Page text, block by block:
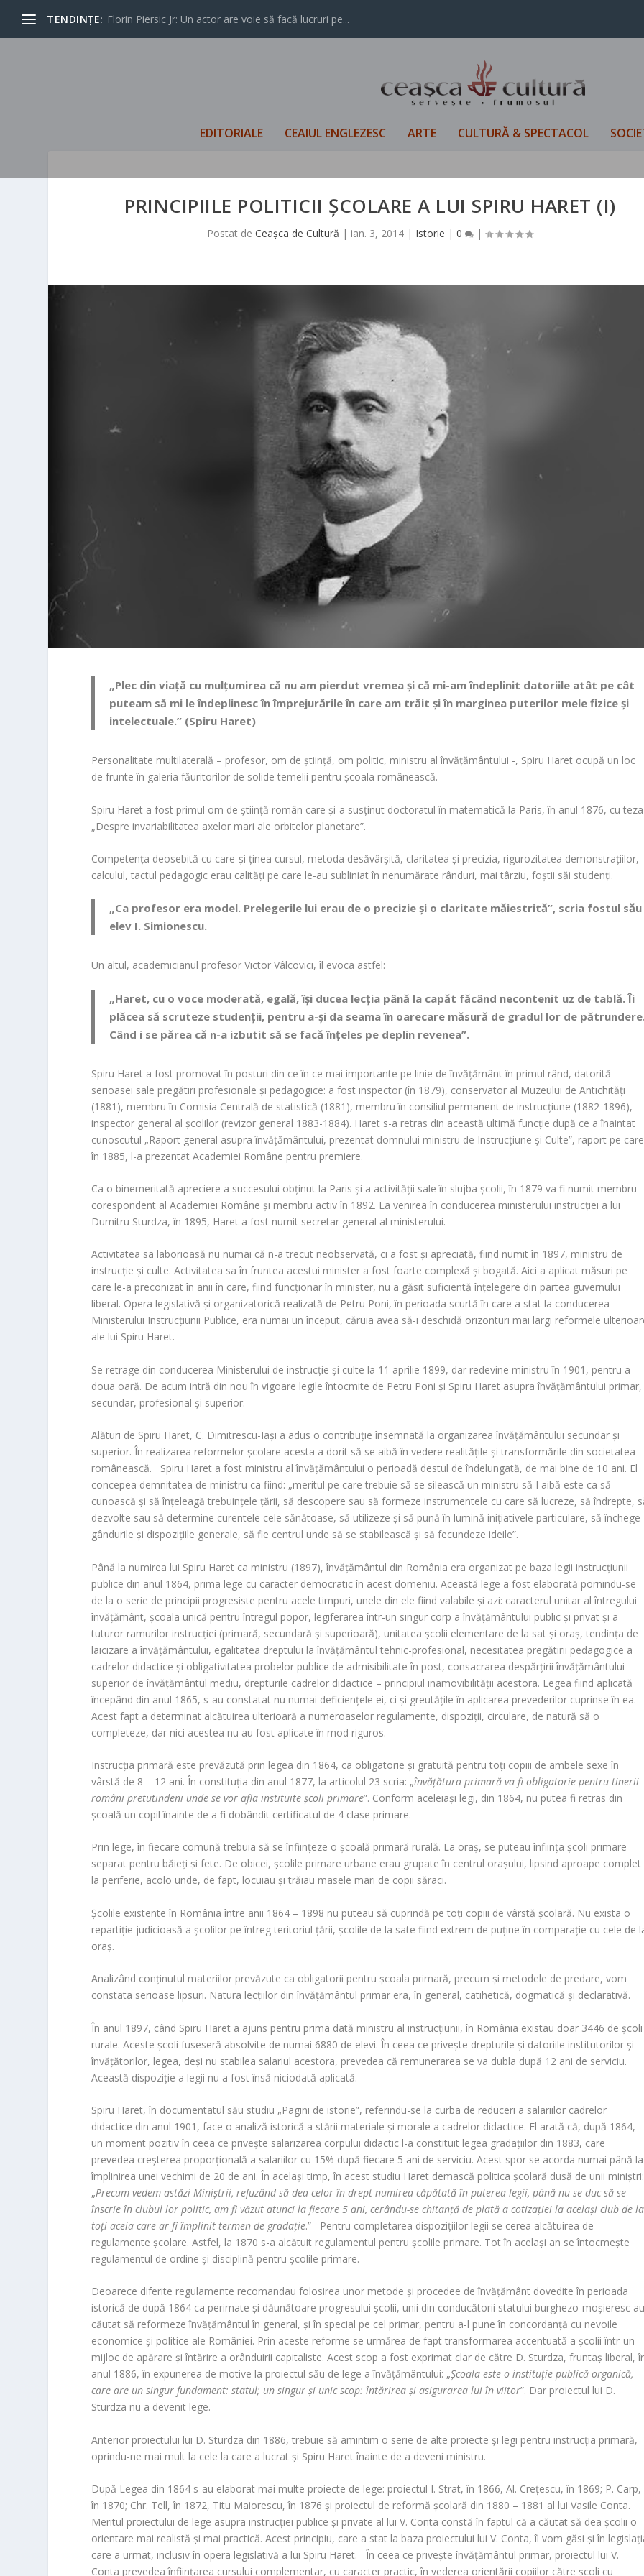
TENDINȚE: Florin Piersic Jr: Un actor are voie să facă lucruri pe...
EDITORIALE CEAIUL ENGLEZESC ARTE CULTURĂ & SPECTACOL
PRINCIPIILE POLITICII ȘCOLARE A LUI SPIRU HARET (I)
Postat deCeașca de Cultură | ian. 3, 2014 | Istorie |0 |
„Plec din viață cu mulțumirea că nu am pierdut vremea și că mi-am îndeplinit datoriile atât pe cât
puteam să mi le îndeplinesc în împrejurările în care am trăit și în marginea puterilor mele fizice și
intelectuale.” (Spiru Haret)
Personalitate multilaterală – profesor, om de știință, om politic, ministru al învățământului -, Spiru Haret ocupă un loc
de frunte în galeria făuritorilor de solide temelii pentru școala românească.
Spiru Haret a fost primul om de știință român care și-a susținut doctoratul în matematică la Paris, în anul 1876, cu teza
„Despre invariabilitatea axelor mari ale orbitelor planetare”.
Competența deosebită cu care-și ținea cursul, metoda desăvârșită, claritatea și precizia, rigurozitatea demonstrațiilor,
calculul, tactul pedagogic erau calități pe care le-au subliniat în nenumărate rânduri, mai târziu, foștii săi studenți.
„Ca profesor era model. Prelegerile lui erau de o precizie și o claritate măiestrită”, scria fostul său
elev I. Simionescu.
Un altul, academicianul profesor Victor Vâlcovici, îl evoca astfel:
„Haret, cu o voce moderată, egală, își ducea lecția până la capăt făcând necontenit uz de tablă. Îi
plăcea să scruteze studenții, pentru a-și da seama în oarecare măsură de gradul lor de
Când i se părea că n-a izbutit să se facă înțeles pe deplin revenea”.
Spiru Haret a fost promovat în posturi din ce în ce mai importante pe linie de învățământ în primul rând, datorită
serioasei sale pregătiri profesionale și pedagogice: a fost inspector (în 1879), conservator al Muzeului de Antichități
(1881), membru în Comisia Centrală de statistică (1881), membru în consiliul permanent de instrucțiune (1882-1896),
inspector general al școlilor (revizor general 1883-1884). Haret s-a retras din această ultimă funcție după ce a înaintat
cunoscutul „Raport general asupra învățământului, prezentat domnului ministru de Instrucțiune și Culte”, raport pe
în 1885, l-a prezentat Academiei Române pentru premiere.
Ca o binemeritată apreciere a succesului obținut la Paris și a activității sale în slujba școlii, în 1879 va fi numit membru
corespondent al Academiei Române și membru activ în 1892. La venirea în conducerea ministerului instrucției a lui
Dumitru Sturdza, în 1895, Haret a fost numit secretar general al ministerului.
Activitatea sa laborioasă nu numai că n-a trecut neobservată, ci a fost și apreciată, fiind numit în 1897, ministru de
instrucție și culte. Activitatea sa în fruntea acestui minister a fost foarte complexă și bogată. Aici a aplicat măsuri pe
care le-a preconizat în anii în care, fiind funcționar în minister, nu a găsit suficientă înțelegere din partea guvernului
liberal. Opera legislativă și organizatorică realizată de Petru Poni, în perioada scurtă în care a stat la conducerea
Ministerului Instrucțiunii Publice, era numai un început, căruia avea să-i deschidă orizonturi mai largi reformele
ale lui Spiru Haret.
Se retrage din conducerea Ministerului de instrucție și culte la 11 aprilie 1899, dar redevine ministru în 1901, pentru a
doua oară. De acum intră din nou în vigoare legile întocmite de Petru Poni și Spiru Haret asupra învățământului primar,
secundar, profesional și superior.
Alături de Spiru Haret, C. Dimitrescu-Iași a adus o contribuție însemnată la organizarea învățământului secundar și
superior. În realizarea reformelor școlare acesta a dorit să se aibă în vedere realitățile și transformările din societatea
românească. Spiru Haret a fost ministru al învățământului o perioadă destul de îndelungată, de mai bine de 10 ani. El
concepea demnitatea de ministru ca fiind: „meritul pe care trebuie să se silească un ministru să-l aibă este ca să
cunoască și să înțeleagă trebuințele țării, să descopere sau să formeze instrumentele cu care să lucreze, să îndrepte,
dezvolte sau să determine curentele cele sănătoase, să utilizeze și să pună în lumină inițiativele particulare, să închege
gândurile și dispozițiile generale, să fie centrul unde să se stabilească și să fecundeze ideile”.
Până la numirea lui Spiru Haret ca ministru (1897), învățământul din România era organizat pe baza legii instrucțiunii
publice din anul 1864, prima lege cu caracter democratic în acest domeniu. Această lege a fost elaborată pornindu-se
de la o serie de principii progresiste pentru acele timpuri, unele din ele fiind valabile și azi: caracterul unitar al întregului
învățământ, școala unică pentru întregul popor, legiferarea într-un singur corp a învățământului public și privat și a
tuturor ramurilor instrucției (primară, secundară și superioară), unitatea școlii elementare de la sat și oraș, tendința de
laicizare a învățământului, egalitatea dreptului la învățământul tehnic-profesional, necesitatea pregătirii pedagogice a
cadrelor didactice și obligativitatea probelor publice de admisibilitate în post, consacrarea despărțirii învățământului
superior de învățământul mediu, drepturile cadrelor didactice – principiul inamovibilității acestora. Legea fiind aplicată
începând din anul 1865, s-au constatat nu numai deficiențele ei, ci și greutățile în aplicarea prevederilor cuprinse în ea.
Acest fapt a determinat alcătuirea ulterioară a numeroaselor regulamente, dispoziții, circulare, de natură să o
completeze, dar nici acestea nu au fost aplicate în mod riguros.
Instrucția primară este prevăzută prin legea din 1864, ca obligatorie și gratuită pentru toți copiii de ambele sexe în
vârstă de 8 – 12 ani. În constituția din anul 1877, la articolul 23 scria: „învățătura primară va fi obligatorie pentru tinerii
români pretutindeni unde se vor afla instituite școli primare”. Conform aceleiași legi, din 1864, nu putea fi retras din
școală un copil înainte de a fi dobândit certificatul de 4 clase primare.
Prin lege, în fiecare comună trebuia să se înființeze o școală primară rurală. La oraș, se puteau înființa școli primare
separat pentru băieți și fete. De obicei, școlile primare urbane erau grupate în centrul orașului, lipsind aproape complet
la periferie, acolo unde, de fapt, locuiau și trăiau masele mari de copii săraci.
Școlile existente în România între anii 1864 – 1898 nu puteau să cuprindă pe toți copiii de vârstă școlară. Nu exista o
repartiție judicioasă a școlilor pe întreg teritoriul țării, școlile de la sate fiind extrem de puține în comparație cu cele de
oraș.
Analizând conținutul materiilor prevăzute ca obligatorii pentru școala primară, precum și metodele de predare, vom
constata serioase lipsuri. Natura lecțiilor din învățământul primar era, în general, catihetică, dogmatică și declarativă.
În anul 1897, când Spiru Haret a ajuns pentru prima dată ministru al instrucțiunii, în România existau doar 3446 de școli
rurale. Aceste școli fuseseră absolvite de numai 6880 de elevi. În ceea ce privește drepturile și datoriile institutorilor și
învățătorilor, legea, deși nu stabilea salariul acestora, prevedea că remunerarea se va dubla după 12 ani de serviciu.
Această dispoziție a legii nu a fost însă niciodată aplicată.
Spiru Haret, în documentatul său studiu „Pagini de istorie”, referindu-se la curba de reduceri a salariilor cadrelor
didactice din anul 1901, face o analiză istorică a stării materiale și morale a cadrelor didactice. El arată că, după 1864,
un moment pozitiv în ceea ce privește salarizarea corpului didactic l-a constituit legea gradațiilor din 1883, care
prevedea creșterea proporțională a salariilor cu 15% după fiecare 5 ani de serviciu. Acest spor se acorda numai până la
împlinirea unei vechimi de 20 de ani. În același timp, în acest studiu Haret demască politica școlară dusă de unii miniștri:
„Precum vedem astăzi Miniștrii, refuzând să dea celor în drept numirea căpătată în puterea legii, până nu se duc să se
înscrie în clubul lor politic, am fi văzut atunci la fiecare 5 ani, cerându-se chitanță de plată a cotizației la același club de la
toți aceia care ar fi împlinit termen de gradație.” Pentru completarea dispozițiilor legii se cerea alcătuirea de
regulamente școlare. Astfel, la 1870 s-a alcătuit regulamentul pentru școlile primare. Tot în același an se întocmește
regulamentul de ordine și disciplină pentru școlile primare.
Deoarece diferite regulamente recomandau folosirea unor metode și procedee de învățământ dovedite în perioada
istorică de după 1864 ca perimate și dăunătoare progresului școlii, unii din conducătorii statului burghezo-moșieresc
căutat să reformeze învățământul în general, și în special pe cel primar, pentru a-l pune în concordanță cu nevoile
economice și politice ale României. Prin aceste reforme se urmărea de fapt transformarea accentuată a școlii într-un
mijloc de apărare și întărire a orânduirii capitaliste. Acest scop a fost exprimat clar de către D. Sturdza, fruntaș liberal,
anul 1886, în expunerea de motive la proiectul său de lege a învățământului: „Școala este o instituție publică organică,
care are un singur fundament: statul; un singur și unic scop: întărirea și asigurarea lui în viitor”. Dar proiectul lui D.
Sturdza nu a devenit lege.
Anterior proiectului lui D. Sturdza din 1886, trebuie să amintim o serie de alte proiecte și legi pentru instrucția primară,
oprindu-ne mai mult la cele la care a lucrat și Spiru Haret înainte de a deveni ministru.
După Legea din 1864 s-au elaborat mai multe proiecte de lege: proiectul I. Strat, în 1866, Al. Crețescu, în 1869; P. Carp,
în 1870; Chr. Tell, în 1872, Titu Maiorescu, în 1876 și proiectul de reformă școlară din 1880 – 1881 al lui Vasile Conta.
Meritul proiectului de lege asupra instrucției publice și private al lui V. Conta constă în faptul că a căutat să dea școlii o
orientare mai realistă și mai practică. Acest principiu, care a stat la baza proiectului lui V. Conta, îl vom găsi și în
care a urmat, inclusiv în opera legislativă a lui Spiru Haret. În ceea ce privește învățământul primar, proiectul lui V.
Conta prevedea înființarea cursului complementar, cu caracter practic, în vederea orientării copiilor către școli cu